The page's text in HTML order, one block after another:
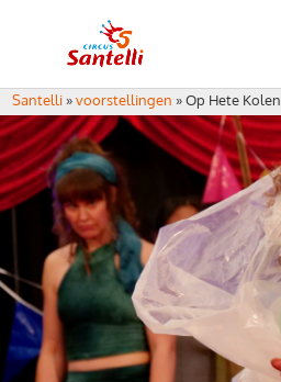
Santelli »voorstellingen »Op Hete Kolen